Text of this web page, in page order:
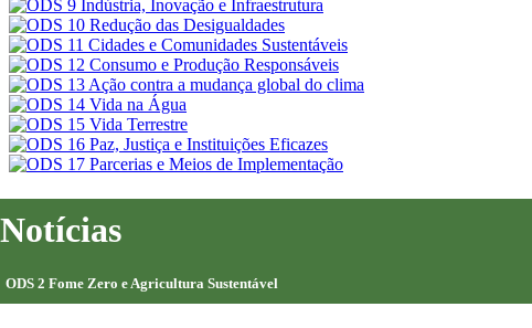
Notícias
ODS 2 Fome Zero e Agricultura Sustentável